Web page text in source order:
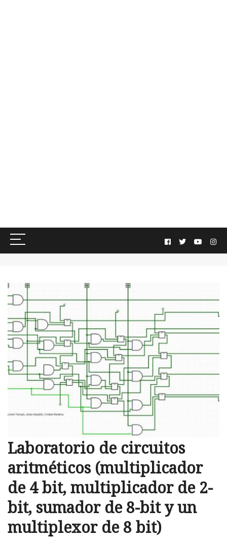
Laboratorio de circuitos
aritméticos (multiplicador
de 4 bit, multiplicador de 2-
bit, sumador de 8-bit y un
multiplexor de 8 bit)